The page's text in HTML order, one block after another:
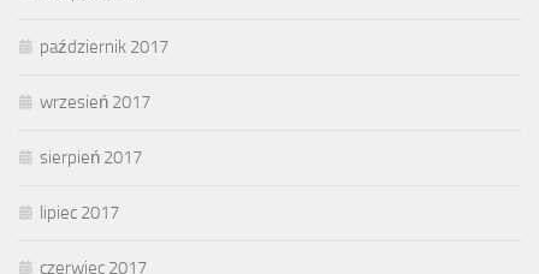
październik 2017
wrzesień 2017
sierpień 2017
lipiec 2017
czerwiec 2017